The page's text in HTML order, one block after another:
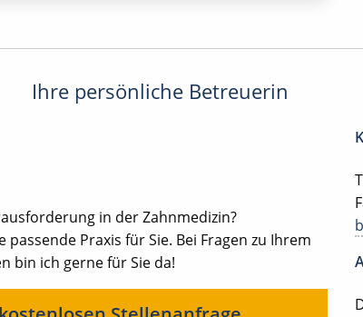
Ihre persönliche Betreuerin
in der Zahnmedizin?
Praxis für Sie. Bei Fragen zu Ihrem
bin ich gerne für Sie da!